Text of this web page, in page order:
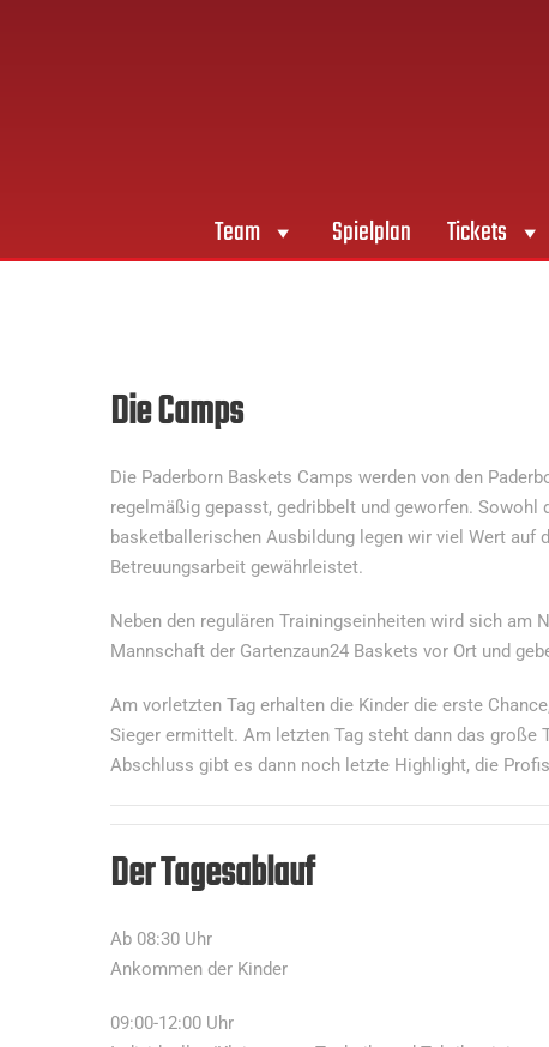
Team Spielplan Tickets
Die Camps
Die Paderborn Baskets Camps werden von den
regelmäßig gepasst, gedribbelt und geworfen.
basketballerischen Ausbildung legen wir viel Wert auf
Betreuungsarbeit gewährleistet.
Neben den regulären Trainingseinheiten wird sich am
Mannschaft der Gartenzaun24 Baskets vor Ort und
Am vorletzten Tag erhalten die Kinder die erste
Sieger ermittelt. Am letzten Tag steht dann das große
Abschluss gibt es dann noch letzte Highlight, die
Der Tagesablauf
Ab 08:30 Uhr
Ankommen der Kinder
09:00-12:00 Uhr